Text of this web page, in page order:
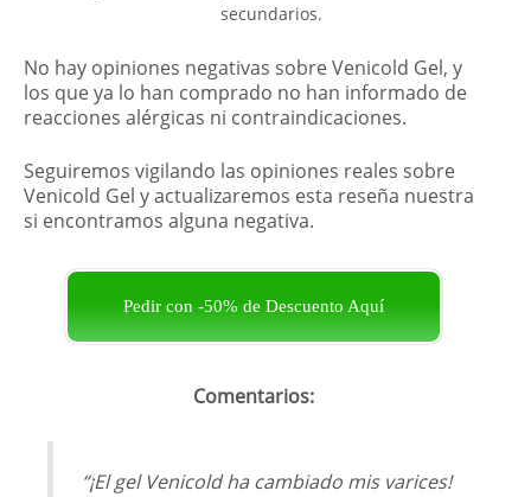
secundarios.
No hay opiniones negativas sobre Venicold Gel, y
los que ya lo han comprado no han informado de
reacciones alérgicas ni contraindicaciones.
Seguiremos vigilando las opiniones reales sobre
Venicold Gel y actualizaremos esta reseña nuestra
si encontramos alguna negativa.
Pedir con -50% de Descuento Aquí
Comentarios:
“¡El gel Venicold ha cambiado mis varices!